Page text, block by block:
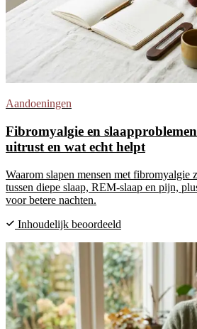
Aandoeningen
Fibromyalgie en
uitrust en wat echt helpt
Waarom slapen mensen met fibromyalgie
tussen diepe slaap, REM-slaap en pijn,
voor betere nachten.
Inhoudelijk beoordeeld